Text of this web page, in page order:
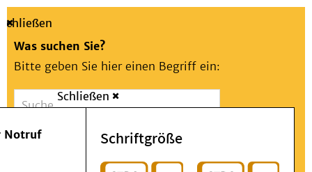
Suche
Schließen
Was suchen Sie?
Bitte geben Sie hier einen Begriff ein:
Suchen
Notfall
Schließen
Notruf Schriftgröße
Menü